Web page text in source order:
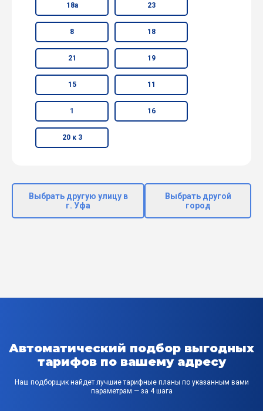
18а 23
8 18
21 19
15 11
1 16
20 к 3
Выбрать другую улицу в
г. Уфа
Выбрать другой
город
Автоматический подбор выгодных
тарифов по вашему адресу
Наш подборщик найдет лучшие тарифные планы по указанным вами
параметрам — за 4 шага